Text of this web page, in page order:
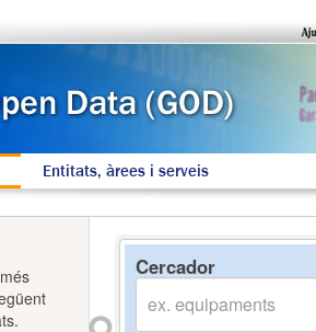
Entitats, àrees i serveis
Cercador